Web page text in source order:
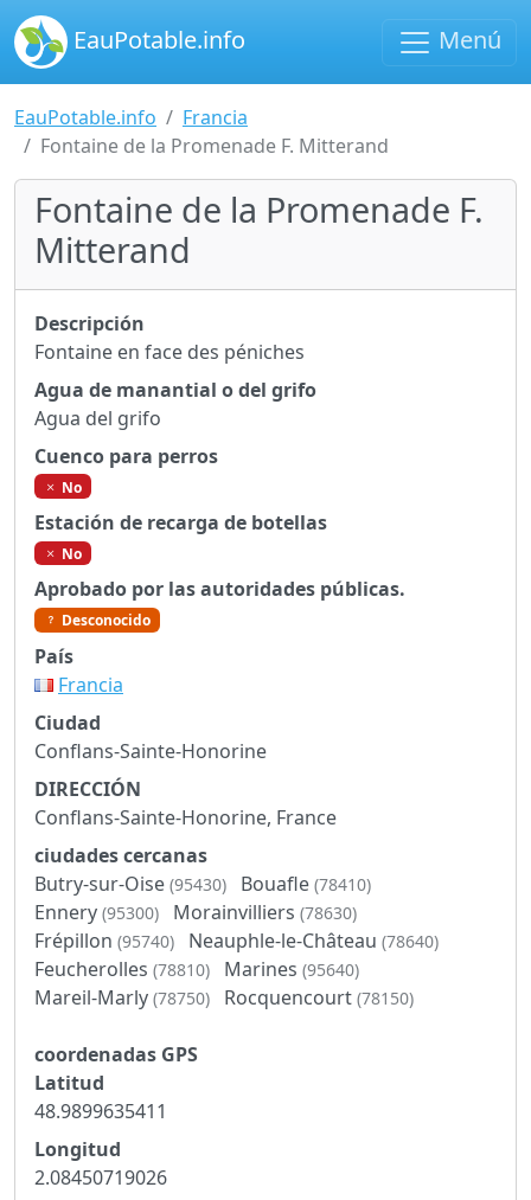
EauPotable.info Menú
EauPotable.info
Francia
Fontaine de la Promenade F. Mitterand
Fontaine de la Promenade F.
Mitterand
Descripción
Fontaine en face des péniches
Agua de manantial o del grifo
Agua del grifo
Cuenco para perros
No
Estación de recarga de botellas
No
Aprobado por las autoridades públicas.
Desconocido
País
Francia
Ciudad
Conflans-Sainte-Honorine
DIRECCIÓN
Conflans-Sainte-Honorine, France
ciudades cercanas
Butry-sur-Oise (95430) Bouafle (78410)
Ennery (95300) Morainvilliers (78630)
Frépillon (95740) Neauphle-le-Château (78640)
Feucherolles (78810) Marines (95640)
Mareil-Marly (78750) Rocquencourt (78150)
coordenadas GPS
Latitud
48.9899635411
Longitud
2.08450719026